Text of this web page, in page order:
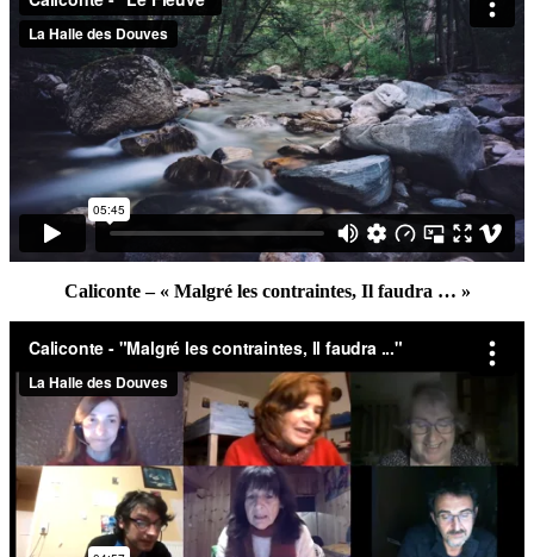
Caliconte – « Malgré les contraintes, Il faudra … »